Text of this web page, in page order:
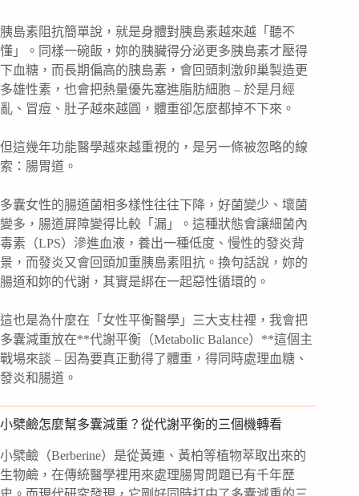
胰島素阻抗簡單說，就是身體對胰島素越來越「聽不
懂」。同樣一碗飯，妳的胰臟得分泌更多胰島素才壓得
下血糖，而長期偏高的胰島素，會回頭刺激卵巢製造更
多雄性素，也會把熱量優先塞進脂肪細胞 – 於是月經
亂、冒痘、肚子越來越圓，體重卻怎麼都掉不下來。
但這幾年功能醫學越來越重視的，是另一條被忽略的線
索：腸胃道。
多囊女性的腸道菌相多樣性往往下降，好菌變少、壞菌
變多，腸道屏障變得比較「漏」。這種狀態會讓細菌內
毒素（LPS）滲進血液，養出一種低度、慢性的發炎背
景，而發炎又會回頭加重胰島素阻抗。換句話說，妳的
腸道和妳的代謝，其實是綁在一起惡性循環的。
這也是為什麼在「女性平衡醫學」三大支柱裡，我會把
多囊減重放在**代謝平衡（Metabolic Balance）**這個主
戰場來談 – 因為要真正動得了體重，得同時處理血糖、
發炎和腸道。
小檗鹼怎麼幫多囊減重？從代謝平衡的三個機轉看
小檗鹼（Berberine）是從黃連、黃柏等植物萃取出來的
生物鹼，在傳統醫學裡用來處理腸胃問題已有千年歷